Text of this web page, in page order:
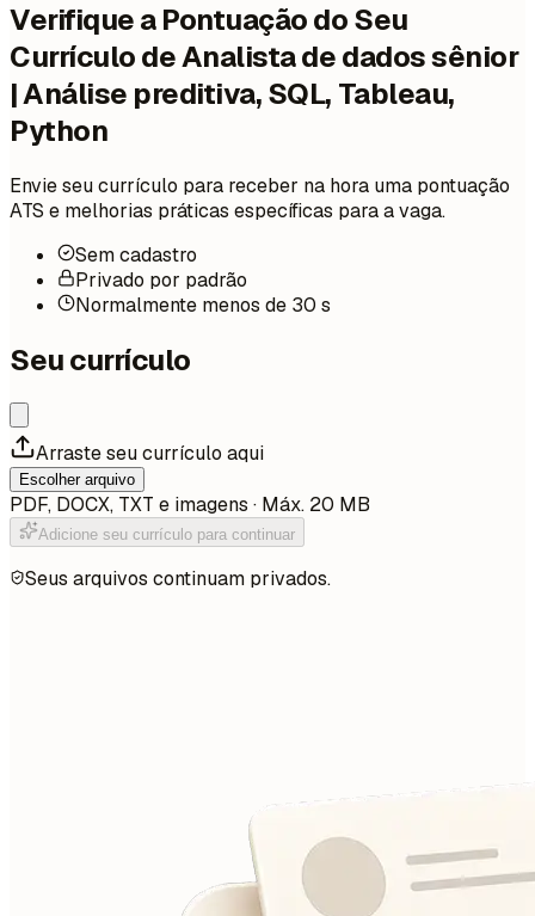
Verifique a Pontuação do Seu
Currículo de Analista de dados sênior
| Análise preditiva, SQL, Tableau,
Python
Envie seu currículo para receber na hora uma pontuação
ATS e melhorias práticas específicas para a vaga.
Sem cadastro
Privado por padrão
Normalmente menos de 30 s
Seu currículo
Arraste seu currículo aqui
Escolher arquivo
PDF, DOCX, TXT e imagens · Máx. 20 MB
Adicione seu currículo para continuar
Seus arquivos continuam privados.